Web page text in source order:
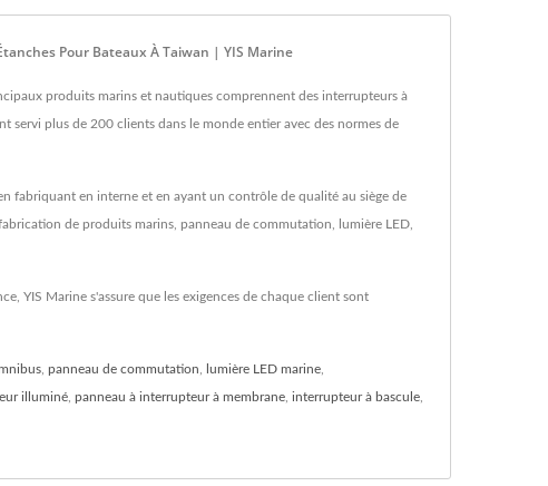
Pour Bateaux À Taiwan | YIS Marine
produits marins et nautiques comprennent des interrupteurs à
servi plus de 200 clients dans le monde entier avec des normes de
fabriquant en interne et en ayant un contrôle de qualité au siège de
de produits marins, panneau de commutation, lumière LED,
YIS Marine s'assure que les exigences de chaque client sont
panneau de commutation lumière LED marine
illuminé panneau à interrupteur à membrane interrupteur à bascule